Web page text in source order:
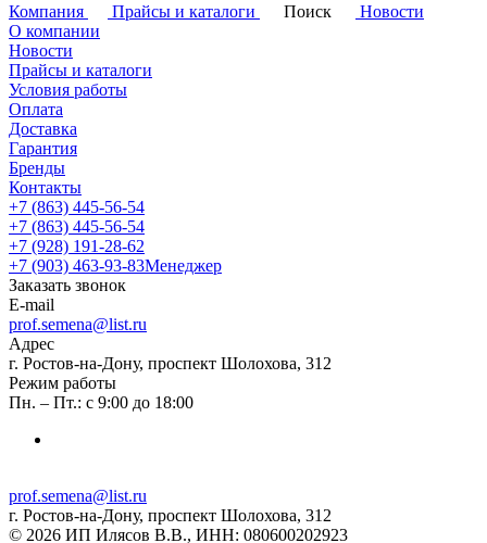
Компания
Прайсы и каталоги Поиск
Новости
О компании
Новости
Прайсы и каталоги
Условия работы
Оплата
Доставка
Гарантия
Бренды
Контакты
+7 (863) 445-56-54
+7 (863) 445-56-54
+7 (928) 191-28-62
+7 (903) 463-93-83Менеджер
Заказать звонок
E-mail
prof.semena@list.ru
Адрес
г. Ростов-на-Дону, проспект Шолохова, 312
Режим работы
Пн. – Пт.: с 9:00 до 18:00
prof.semena@list.ru
г. Ростов-на-Дону, проспект Шолохова, 312
© 2026 ИП Илясов В.В., ИНН: 080600202923